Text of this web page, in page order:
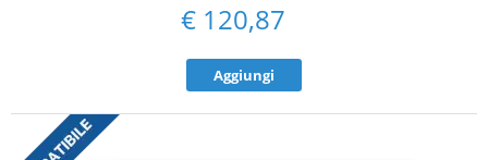
€ 120,87
Aggiungi